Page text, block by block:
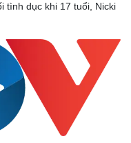
tình dục khi 17 tuổi, Nicki